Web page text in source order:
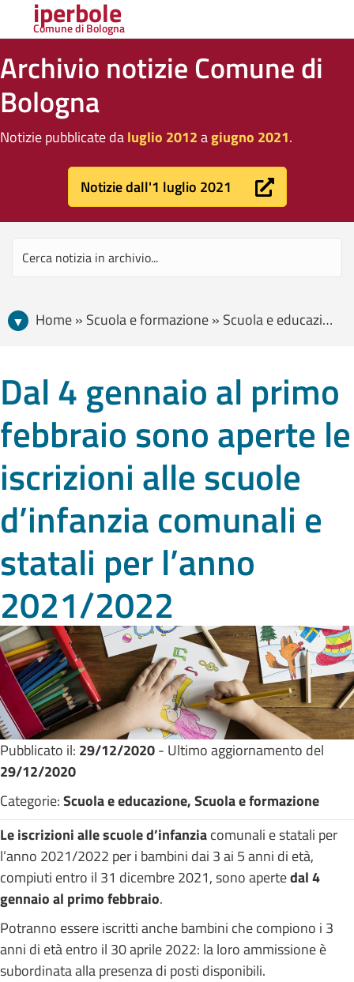
iperbole
Comune di Bologna
Archivio notizie Comune di
Bologna
Notizie pubblicate daluglio 2012agiugno 2021.
Notizie dall'1 luglio 2021
Home » Scuola e formazione » Scuola e educazione » Dal 4 gennaio al primo febbraio sono aperte le iscrizioni alle scuole d’infanzia comunali e statali per l’anno 2021/2022
Dal 4 gennaio al primo
febbraio sono aperte le
iscrizioni alle scuole
d’infanzia comunali e
statali per l’anno
2021/2022
Pubblicato il: 29/12/2020- Ultimo aggiornamento del
29/12/2020
Categorie:Scuola e educazione, Scuola e formazione
Le iscrizioni alle scuole d’infanziacomunali e statali per
l’anno 2021/2022 per i bambini dai 3 ai 5 anni di età,
compiuti entro il 31 dicembre 2021, sono apertedal 4
gennaio al primo febbraio.
Potranno essere iscritti anche bambini che compiono i 3
anni di età entro il 30 aprile 2022: la loro ammissione è
subordinata alla presenza di posti disponibili.